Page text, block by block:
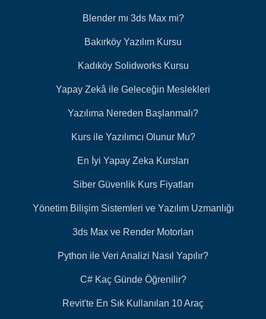
Blender mı 3ds Max mi?
Bakırköy Yazılım Kursu
Kadıköy Solidworks Kursu
Yapay Zekâ ile Geleceğin Meslekleri
Yazılıma Nereden Başlanmalı?
Kurs ile Yazılımcı Olunur Mu?
En İyi Yapay Zeka Kursları
Siber Güvenlik Kurs Fiyatları
Yönetim Bilişim Sistemleri ve Yazılım Uzmanlığı
3ds Max ve Render Motorları
Python ile Veri Analizi Nasıl Yapılır?
C# Kaç Günde Öğrenilir?
Revit'te En Sık Kullanılan 10 Araç